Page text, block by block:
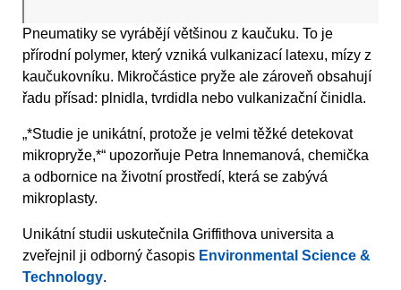
Pneumatiky se vyrábějí většinou z kaučuku. To je
přírodní polymer, který vzniká vulkanizací latexu, mízy z
kaučukovníku. Mikročástice pryže ale zároveň obsahují
řadu přísad: plnidla, tvrdidla nebo vulkanizační činidla.
„*Studie je unikátní, protože je velmi těžké detekovat
mikropryže,*“ upozorňuje Petra Innemanová, chemička
a odbornice na životní prostředí, která se zabývá
mikroplasty.
Unikátní studii uskutečnila Griffithova universita a
zveřejnil ji odborný časopis Environmental Science &
Technology.